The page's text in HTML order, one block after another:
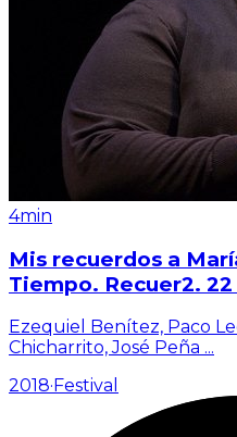
4min
Mis recuerdos a
Tiempo. Recuer2.
Ezequiel Benítez, Paco
Chicharrito, José Peña ...
2018· Festival